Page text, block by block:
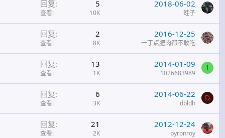
回复 5
查看 10K
2018-06-02
蛙子
回复 2
查看 8K
2016-12-25
一丁点肥肉都不敢吃
回复 13
查看 1K
2014-01-09
1026683989
1
回复 6
查看 3K
2014-06-22
dbldh
D
回复 21
查看 2K
2012-12-24
byronroy